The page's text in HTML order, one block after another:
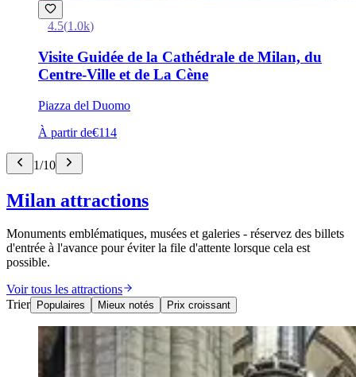
4.5(1.0k)
Visite Guidée de la Cathédrale de Milan, du
Centre-Ville et de La Cène
Piazza del Duomo
À partir de€114
1/10
Milan attractions
Monuments emblématiques, musées et galeries - réservez des billets
d'entrée à l'avance pour éviter la file d'attente lorsque cela est
possible.
Voir tous les attractions
Trier
Populaires Mieux notés Prix croissant